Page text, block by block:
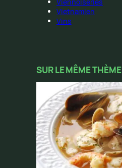
Vietnamien
Vins
SUR LE MÊME THÈME